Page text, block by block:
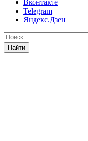
Вконтакте
Telegram
Яндекс.Дзен
Найти